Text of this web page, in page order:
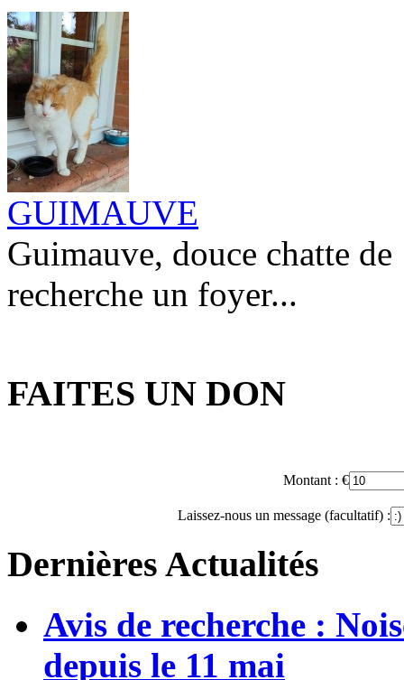
GUIMAUVE
Guimauve, douce chatte
recherche un foyer...
FAITES UN DON
Montant : €
Laissez-nous un message (facultatif) :
Dernières Actualités
Avis de recherche :
depuis le 11 mai